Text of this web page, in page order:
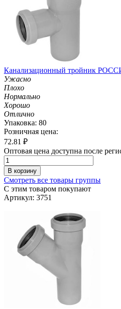
Канализационный тройник
Ужасно
Плохо
Нормально
Хорошо
Отлично
Упаковка: 80
Розничная цена:
72.81 ₽
Оптовая цена доступна после
В корзину
Смотреть все товары группы
С этим товаром покупают
Артикул: 3751